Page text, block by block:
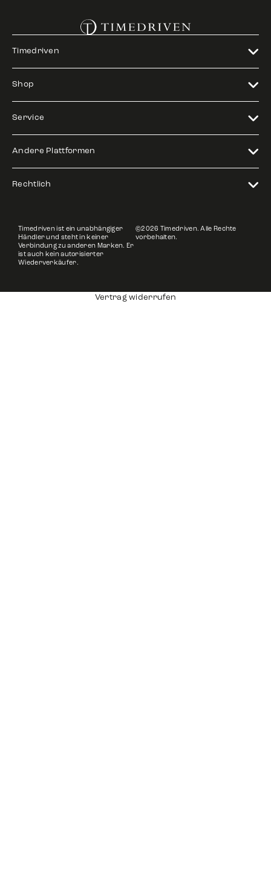
Timedriven
Shop
Service
Andere Plattformen
Rechtlich
Timedriven ist ein unabhängiger
Händler und steht in keiner
Verbindung zu anderen Marken. Er
ist auch kein autorisierter
Wiederverkäufer.
©2026 Timedriven. Alle Rechte
vorbehalten.
Vertrag widerrufen